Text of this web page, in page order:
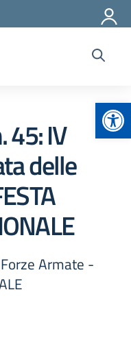
45: IV
delle
Armate -